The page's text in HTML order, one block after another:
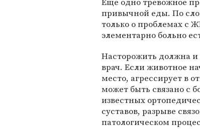
привычной еды. По
только о проблемах с
элементарно больно
Насторожить должна
врач. Если животное
место, агрессирует в
может быть связано с
известных
суставов, разрыве
патологическом